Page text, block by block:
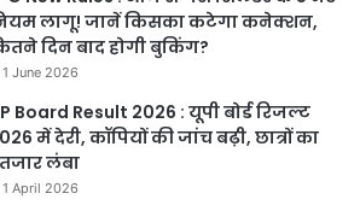
लागू! जानें किसका कटेगा कनेक्शन,
दिन बाद होगी बुकिंग?
1 June 2026
Board Result 2026 : यूपी बोर्ड रिजल्ट
में देरी, कॉपियों की जांच बढ़ी, छात्रों का
लंबा
1 April 2026